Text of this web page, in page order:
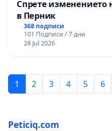
Спрете изменението
в Перник
368 подписи
101 Подписи / 7 дни
28 Jul 2026
1 2 3 4 5 6
Peticiq.com